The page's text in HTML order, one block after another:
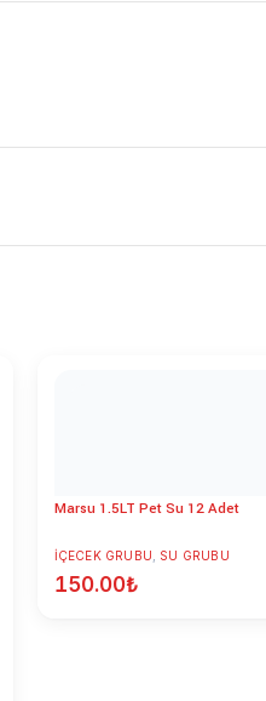
Marsu 1.5LT Pet Su 12 Adet
İÇECEK GRUBU SU GRUBU
150.00₺